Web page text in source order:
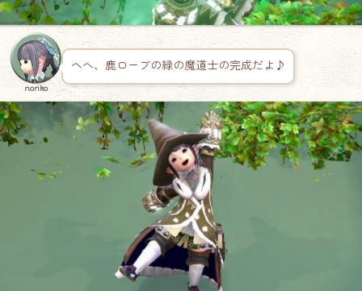
noriko
へへ、鹿ローブの緑の魔道士の完成だよ♪